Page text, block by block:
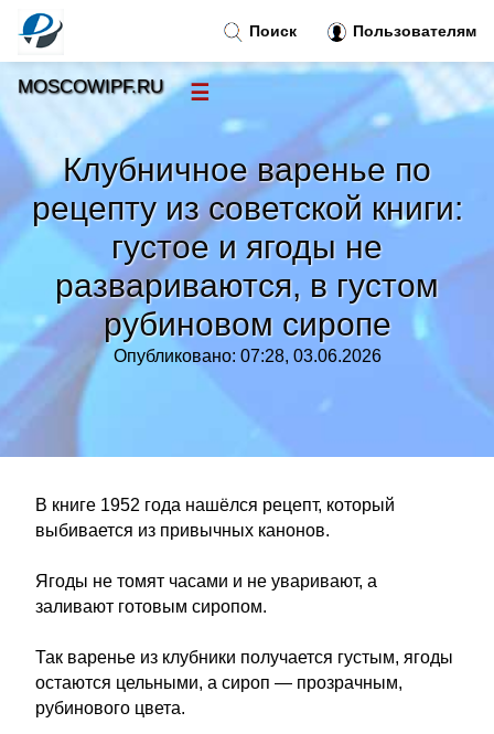
Клубничное варенье по
рецепту из советской книги:
густое и ягоды не
развариваются, в густом
рубиновом сиропе
Опубликовано: 07:28, 03.06.2026
В книге 1952 года нашёлся рецепт, который
выбивается из привычных канонов.
Ягоды не томят часами и не уваривают, а
заливают готовым сиропом.
Так варенье из клубники получается густым, ягоды
остаются цельными, а сироп — прозрачным,
рубинового цвета.
Поиск Пользователям
MOSCOWIPF.RU ☰
Тренды новостей»
»
Правила »
Контакт